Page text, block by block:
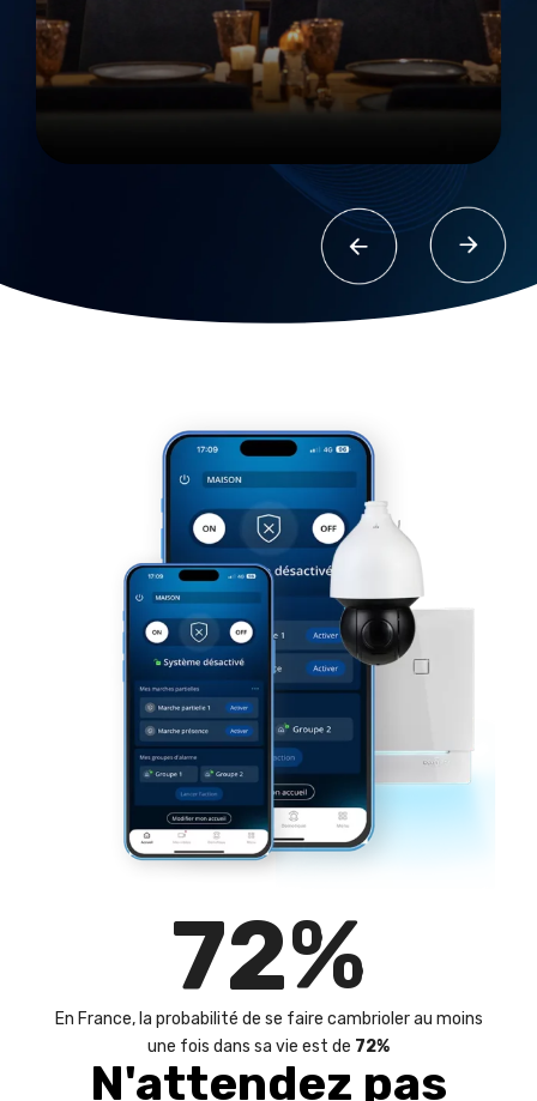
72%
En France, la probabilité de se faire cambrioler au moins
une fois dans sa vie est de 72%
N'attendez pas